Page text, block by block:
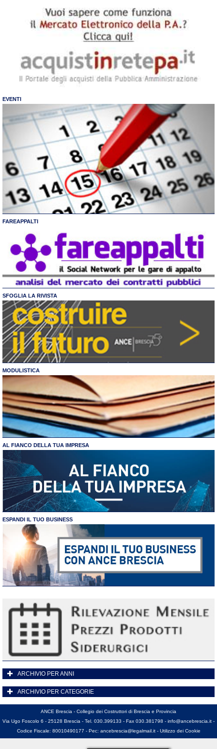
EVENTI
FAREAPPALTI
SFOGLIA LA RIVISTA
MODULISTICA
AL FIANCO DELLA TUA IMPRESA
ESPANDI IL TUO BUSINESS
ARCHIVIO PER ANNI
ARCHIVIO PER CATEGORIE
ANCE Brescia - Collegio dei Costruttori di Brescia e Provincia
Via Ugo Foscolo 6 - 25128 Brescia - Tel. 030.399133 - Fax 030.381798 - info@ancebrescia.it -
Codice Fiscale: 80010490177 - Pec: ancebrescia@legalmail.it- Utilizzo dei Cookie